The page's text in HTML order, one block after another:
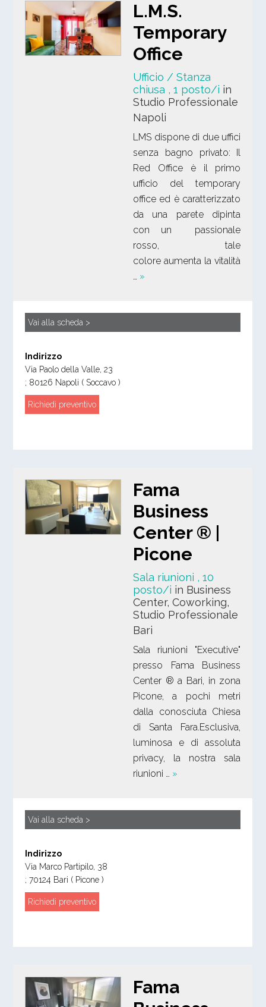
L.M.S.
Temporary
Office
Ufficio / Stanza
chiusa , 1 posto/i in
Studio Professionale
Napoli
LMS dispone di due uffici
senza bagno privato: Il
Red Office è il primo
ufficio del temporary
office ed è caratterizzato
da una parete dipinta
con un passionale
rosso, tale
colore aumenta la vitalità
… »
Vai alla scheda >
Indirizzo
Via Paolo della Valle, 23
; 80126 Napoli ( Soccavo )
Richiedi preventivo
Fama
Business
Center ® |
Picone
Sala riunioni , 10
posto/i in Business
Center, Coworking,
Studio Professionale
Bari
Sala riunioni "Executive"
presso Fama Business
Center ® a Bari, in zona
Picone, a pochi metri
dalla conosciuta Chiesa
di Santa Fara.Esclusiva,
luminosa e di assoluta
privacy, la nostra sala
riunioni … »
Vai alla scheda >
Indirizzo
Via Marco Partipilo, 38
;70124 Bari ( Picone )
Richiedi preventivo
Fama